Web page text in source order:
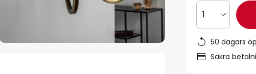
1
50 dagars
Säkra